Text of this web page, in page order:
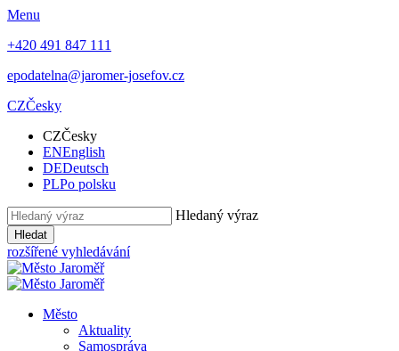
Menu
+420 491 847 111
epodatelna@jaromer-josefov.cz
CZČesky
CZČesky
ENEnglish
DEDeutsch
PLPo polsku
Hledaný výraz
Hledat
rozšířené vyhledávání
Město
Aktuality
Samospráva